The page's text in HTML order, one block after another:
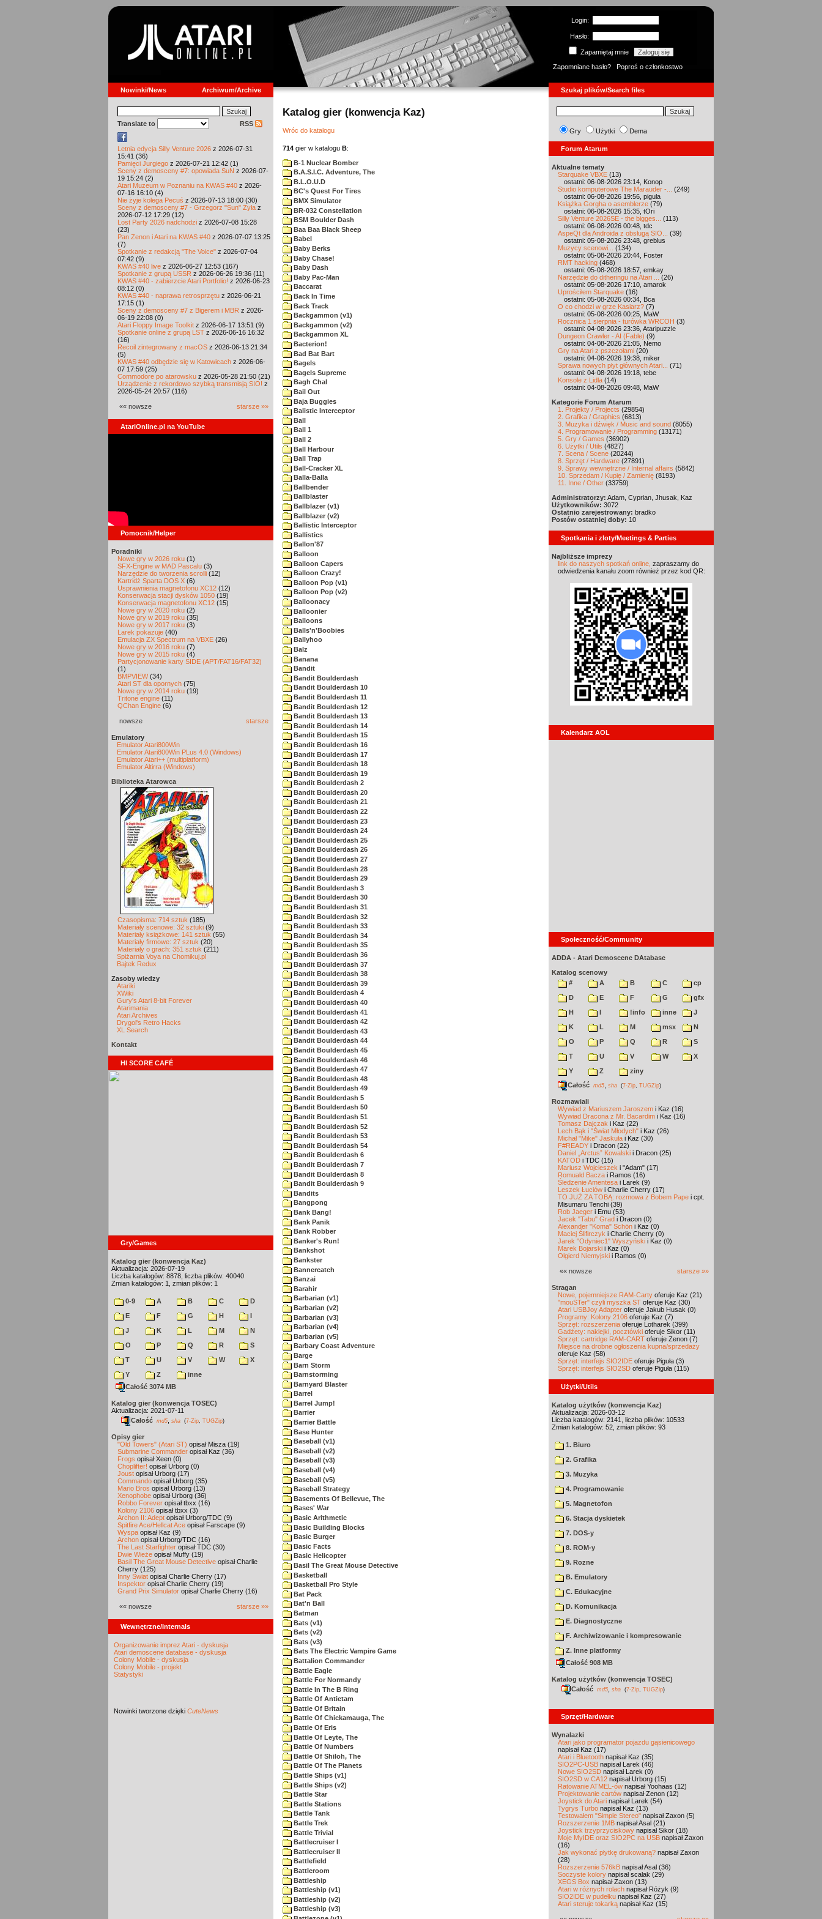
Login:
Hasło:
Zapamiętaj mnie
Zapomniane hasło?
Poproś o członkostwo
Nowinki/News Archiwum/Archive Szukaj plików/Search files
Translate to RSS
Letnia edycja Silly Venture 2026 z 2026-07-31
15:41 (36)
Pamięci Jurgiego z 2026-07-21 12:42 (1)
Sceny z demosceny #7: opowiada SuN z 2026-07-
19 15:24 (2)
Atari Muzeum w Poznaniu na KWAS #40 z 2026-
07-16 16:10 (4)
Nie żyje kolega Pecuś z 2026-07-13 18:00 (30)
Sceny z demosceny #7 - Grzegorz "Sun" Żyła z
2026-07-12 17:29 (12)
Lost Party 2026 nadchodzi z 2026-07-08 15:28
(23)
Pan Zenon i Atari na KWAS #40 z 2026-07-07 13:25
(7)
Spotkanie z redakcją "The Voice" z 2026-07-04
07:42 (9)
KWAS #40 live z 2026-06-27 12:53 (167)
Spotkanie z grupą USSR z 2026-06-26 19:36 (11)
KWAS #40 - zabierzcie Atari Portfolio! z 2026-06-23
08:12 (0)
KWAS #40 - naprawa retrosprzętu z 2026-06-21
17:15 (1)
Sceny z demosceny #7 z Bigerem i MBR z 2026-
06-19 22:08 (0)
Atari Floppy Image Toolkit z 2026-06-17 13:51 (9)
Spotkanie online z grupą LST z 2026-06-16 16:32
(16)
Recoil zintegrowany z macOS z 2026-06-13 21:34
(5)
KWAS #40 odbędzie się w Katowicach z 2026-06-
07 17:59 (25)
Commodore po atarowsku z 2026-05-28 21:50 (21)
Urządzenie z rekordowo szybką transmisją SIO! z
2026-05-24 20:57 (116)
«« nowsze starsze »»
AtariOnline.pl na YouTube
Pomocnik/Helper
Poradniki
Nowe gry w 2026 roku (1)
SFX-Engine w MAD Pascalu (3)
Narzędzie do tworzenia scrolli (12)
Kartridż Sparta DOS X (6)
Usprawnienia magnetofonu XC12 (12)
Konserwacja stacji dysków 1050 (19)
Konserwacja magnetofonu XC12 (15)
Nowe gry w 2020 roku (2)
Nowe gry w 2019 roku (35)
Nowe gry w 2017 roku (3)
Larek pokazuje (40)
Emulacja ZX Spectrum na VBXE (26)
Nowe gry w 2016 roku (7)
Nowe gry w 2015 roku (4)
Partycjonowanie karty SIDE (APT/FAT16/FAT32)
(1)
BMPVIEW(34)
Atari ST dla opornych (75)
Nowe gry w 2014 roku (19)
Tritone engine (11)
QChan Engine (6)
nowsze starsze
Emulatory
Emulator Atari800Win
Emulator Atari800Win PLus 4.0 (Windows)
Emulator Atari++ (multiplatform)
Emulator Altirra (Windows)
Biblioteka Atarowca
Czasopisma: 714 sztuk (185)
Materiały scenowe: 32 sztuki (9)
Materiały książkowe: 141 sztuk (55)
Materiały firmowe: 27 sztuk (20)
Materiały o grach: 351 sztuk (211)
Spiżarnia Voya na Chomikuj.pl
Bajtek Redux
Zasoby wiedzy
Atariki
XWiki
Gury's Atari 8-bit Forever
Atarimania
Atari Archives
Drygol's Retro Hacks
XL Search
Kontakt
HI SCORE CAFÉ
Gry/Games
Katalog gier (konwencja Kaz)
Aktualizacja: 2026-07-19
Liczba katalogów: 8878, liczba plików: 40040
Zmian katalogów: 1, zmian plików: 1
0-9 A B C
D
E
F G H
I
J
K L M
N
O
P Q R
S
T
U V W
X
Y
Z
inne
Całość 3074 MB
Katalog gier (konwencja TOSEC)
Aktualizacja: 2021-07-11
Całość md5 sha (7-Zip TUGZip)
Opisy gier
"Old Towers" (Atari ST) opisał Misza (19)
Submarine Commander opisał Kaz (36)
Frogs opisał Xeen (0)
Choplifter! opisał Urborg (0)
Joust opisał Urborg (17)
Commando opisał Urborg (35)
Mario Bros opisał Urborg (13)
Xenophobe opisał Urborg (36)
Robbo Forever opisał tbxx (16)
Kolony 2106 opisał tbxx (3)
Archon II: Adept opisał Urborg/TDC (9)
Spitfire Ace/Hellcat Ace opisał Farscape (9)
Wyspa opisał Kaz (9)
Archon opisał Urborg/TDC (16)
The Last Starfighter opisał TDC (30)
Dwie Wieże opisał Muffy (19)
Basil The Great Mouse Detective opisał Charlie
Cherry (125)
Inny Świat opisał Charlie Cherry (17)
Inspektor opisał Charlie Cherry (19)
Grand Prix Simulator opisał Charlie Cherry (16)
«« nowsze starsze »»
Wewnętrzne/Internals
Organizowanie imprez Atari - dyskusja
Atari demoscene database - dyskusja
Colony Mobile - dyskusja
Colony Mobile - projekt
Statystyki
Nowinki tworzone dzięki CuteNews
Katalog gier (konwencja Kaz)
Wróc do katalogu
714 gier w katalogu B:
B-1 Nuclear Bomber
B.A.S.I.C. Adventure, The
B.L.O.U.D
BC's Quest For Tires
BMX Simulator
BR-032 Constellation
BSM Boulder Dash
Baa Baa Black Sheep
Babel
Baby Berks
Baby Chase!
Baby Dash
Baby Pac-Man
Baccarat
Back In Time
Back Track
Backgammon (v1)
Backgammon (v2)
Backgammon XL
Bacterion!
Bad Bat Bart
Bagels
Bagels Supreme
Bagh Chal
Bail Out
Baja Buggies
Balistic Interceptor
Ball
Ball 1
Ball 2
Ball Harbour
Ball Trap
Ball-Cracker XL
Balla-Balla
Ballbender
Ballblaster
Ballblazer (v1)
Ballblazer (v2)
Ballistic Interceptor
Ballistics
Ballon'87
Balloon
Balloon Capers
Balloon Crazy!
Balloon Pop (v1)
Balloon Pop (v2)
Balloonacy
Balloonier
Balloons
Balls'n'Boobies
Ballyhoo
Balz
Banana
Bandit
Bandit Boulderdash
Bandit Boulderdash 10
Bandit Boulderdash 11
Bandit Boulderdash 12
Bandit Boulderdash 13
Bandit Boulderdash 14
Bandit Boulderdash 15
Bandit Boulderdash 16
Bandit Boulderdash 17
Bandit Boulderdash 18
Bandit Boulderdash 19
Bandit Boulderdash 2
Bandit Boulderdash 20
Bandit Boulderdash 21
Bandit Boulderdash 22
Bandit Boulderdash 23
Bandit Boulderdash 24
Bandit Boulderdash 25
Bandit Boulderdash 26
Bandit Boulderdash 27
Bandit Boulderdash 28
Bandit Boulderdash 29
Bandit Boulderdash 3
Bandit Boulderdash 30
Bandit Boulderdash 31
Bandit Boulderdash 32
Bandit Boulderdash 33
Bandit Boulderdash 34
Bandit Boulderdash 35
Bandit Boulderdash 36
Bandit Boulderdash 37
Bandit Boulderdash 38
Bandit Boulderdash 39
Bandit Boulderdash 4
Bandit Boulderdash 40
Bandit Boulderdash 41
Bandit Boulderdash 42
Bandit Boulderdash 43
Bandit Boulderdash 44
Bandit Boulderdash 45
Bandit Boulderdash 46
Bandit Boulderdash 47
Bandit Boulderdash 48
Bandit Boulderdash 49
Bandit Boulderdash 5
Bandit Boulderdash 50
Bandit Boulderdash 51
Bandit Boulderdash 52
Bandit Boulderdash 53
Bandit Boulderdash 54
Bandit Boulderdash 6
Bandit Boulderdash 7
Bandit Boulderdash 8
Bandit Boulderdash 9
Bandits
Bangpong
Bank Bang!
Bank Panik
Bank Robber
Banker's Run!
Bankshot
Bankster
Bannercatch
Banzai
Barahir
Barbarian (v1)
Barbarian (v2)
Barbarian (v3)
Barbarian (v4)
Barbarian (v5)
Barbary Coast Adventure
Barge
Barn Storm
Barnstorming
Barnyard Blaster
Barrel
Barrel Jump!
Barrier
Barrier Battle
Base Hunter
Baseball (v1)
Baseball (v2)
Baseball (v3)
Baseball (v4)
Baseball (v5)
Baseball Strategy
Basements Of Bellevue, The
Bases' War
Basic Arithmetic
Basic Building Blocks
Basic Burger
Basic Facts
Basic Helicopter
Basil The Great Mouse Detective
Basketball
Basketball Pro Style
Bat Pack
Bat'n Ball
Batman
Bats (v1)
Bats (v2)
Bats (v3)
Bats The Electric Vampire Game
Battalion Commander
Battle Eagle
Battle For Normandy
Battle In The B Ring
Battle Of Antietam
Battle Of Britain
Battle Of Chickamauga, The
Battle Of Eris
Battle Of Leyte, The
Battle Of Numbers
Battle Of Shiloh, The
Battle Of The Planets
Battle Ships (v1)
Battle Ships (v2)
Battle Star
Battle Stations
Battle Tank
Battle Trek
Battle Trivial
Battlecruiser I
Battlecruiser II
Battlefield
Battleroom
Battleship
Battleship (v1)
Battleship (v2)
Battleship (v3)
Gry Użytki Dema
Forum Atarum
Aktualne tematy
Starquake VBXE (13)
ostatni: 06-08-2026 23:14, Konop
Studio komputerowe The Marauder -...
(249)
ostatni: 06-08-2026 19:56, pigula
Książka Gorgha o asemblerze (79)
ostatni: 06-08-2026 15:35, tOri
Silly Venture 2026SE - the bigges...
(113)
ostatni: 06-08-2026 00:48, tdc
AspeQt dla Androida z obsługą SIO...
(39)
ostatni: 05-08-2026 23:48, greblus
Muzycy scenowi...
(134)
ostatni: 05-08-2026 20:44, Foster
RMT hacking (468)
ostatni: 05-08-2026 18:57, emkay
Narzędzie do ditheringu na Atari ...
(26)
ostatni: 05-08-2026 17:10, amarok
Uprościłem Starquake (16)
ostatni: 05-08-2026 00:34, Bca
O co chodzi w grze Kasiarz? (7)
ostatni: 05-08-2026 00:25, MaW
Rocznica 1 sierpnia - turówka WRCOH (3)
ostatni: 04-08-2026 23:36, Ataripuzzle
Dungeon Crawler - AI (Fable) (9)
ostatni: 04-08-2026 21:05, Nemo
Gry na Atari z pszczołami (20)
ostatni: 04-08-2026 19:38, miker
Sprawa nowych płyt głównych Atari...
(71)
ostatni: 04-08-2026 19:18, tebe
Konsole z Lidla (14)
ostatni: 04-08-2026 09:48, MaW
Kategorie Forum Atarum
1. Projekty / Projects (29854)
2. Grafika / Graphics (6813)
3. Muzyka i dźwięk / Music and sound (8055)
4. Programowanie / Programming (13171)
5. Gry / Games (36902)
6. Użytki / Utils (4827)
7. Scena / Scene (20244)
8. Sprzęt / Hardware (27891)
9. Sprawy wewnętrzne / Internal affairs (5842)
10. Sprzedam / Kupię / Zamienię (8193)
11. Inne / Other (33759)
Administratorzy: Adam, Cyprian, Jhusak, Kaz
Użytkowników: 3072
Ostatnio zarejestrowany: bradko
Postów ostatniej doby: 10
Spotkania i zloty/Meetings & Parties
Najbliższe imprezy
link do naszych spotkań online, zapraszamy do
odwiedzenia kanału zoom również przez kod QR:
Kalendarz AOL
Społeczność/Community
ADDA - Atari Demoscene DAtabase
Katalog scenowy
#
A B C
cp
D
E F G
gfx
H
I !info inne
J
K
L M msx
N
O
P Q R
S
T
U V W
X
Y
Z
ziny
Całość md5 sha (7-Zip TUGZip)
Rozmawiali
Wywiad z Mariuszem Jaroszem i Kaz (16)
Wywiad Dracona z Mr. Bacardim i Kaz (16)
Tomasz Dajczak i Kaz (22)
Lech Bąk i "Świat Młodych" i Kaz (26)
Michał "Mike" Jaskuła i Kaz (30)
F#READY i Dracon (22)
Daniel „Arctus” Kowalski i Dracon (25)
KATOD i TDC (15)
Mariusz Wojcieszek i "Adam" (17)
Romuald Bacza i Ramos (16)
Śledzenie Amentesa i Larek (9)
Leszek Łuciów i Charlie Cherry (17)
TO JUŻ ZA TOBĄ: rozmowa z Bobem Pape i cpt.
Misumaru Tenchi (39)
Rob Jaeger i Emu (53)
Jacek "Tabu" Grad i Dracon (0)
Alexander "Koma" Schön i Kaz (0)
Maciej Ślifirczyk i Charlie Cherry (0)
Jarek "Odyniec1" Wyszyński i Kaz (0)
Marek Bojarski i Kaz (0)
Olgierd Niemyjski i Ramos (0)
«« nowsze starsze »»
Stragan
Nowe, pojemniejsze RAM-Carty oferuje Kaz (21)
"mouSTer" czyli myszka ST oferuje Kaz (30)
Atari USBJoy Adapter oferuje Jakub Husak (0)
Programy: Kolony 2106 oferuje Kaz (7)
Sprzęt: rozszerzenia oferuje Lotharek (399)
Gadżety: naklejki, pocztówki oferuje Sikor (11)
Sprzęt: cartridge RAM-CART oferuje Zenon (7)
Miejsce na drobne ogłoszenia kupna/sprzedaży
oferuje Kaz (58)
Sprzęt: interfejs SIO2IDE oferuje Piguła (3)
Sprzęt: interfejs SIO2SD oferuje Piguła (115)
Użytki/Utils
Katalog użytków (konwencja Kaz)
Aktualizacja: 2026-03-12
Liczba katalogów: 2141, liczba plików: 10533
Zmian katalogów: 52, zmian plików: 93
1. Biuro
2. Grafika
3. Muzyka
4. Programowanie
5. Magnetofon
6. Stacja dyskietek
7. DOS-y
8. ROM-y
9. Rozne
B. Emulatory
C. Edukacyjne
D. Komunikacja
E. Diagnostyczne
F. Archiwizowanie i kompresowanie
Z. Inne platformy
Całość 908 MB
Katalog użytków (konwencja TOSEC)
Całość md5 sha (7-Zip TUGZip)
Sprzęt/Hardware
Wynalazki
Atari jako programator pojazdu gąsienicowego
napisał Kaz (17)
Atari i Bluetooth napisał Kaz (35)
SIO2PC-USB napisał Larek (46)
Nowe SIO2SD napisał Larek (0)
SIO2SD w CA12 napisał Urborg (15)
Ratowanie ATMEL-ów napisał Yoohaas (12)
Projektowanie cartów napisał Zenon (12)
Joystick do Atari napisał Larek (54)
Tygrys Turbo napisał Kaz (13)
Testowałem "Simple Stereo" napisał Zaxon (5)
Rozszerzenie 1MB napisał Asal (21)
Joystick trzyprzyciskowy napisał Sikor (18)
Moje MyIDE oraz SIO2PC na USB napisał Zaxon
(16)
Jak wykonać płytkę drukowaną? napisał Zaxon
(28)
Rozszerzenie 576kB napisał Asal (36)
Soczyste kolory napisał scalak (29)
XEGS Box napisał Zaxon (13)
Atari w różnych rolach napisał Różyk (9)
SIO2IDE w pudełku napisał Kaz (27)
Atari steruje tokarką napisał Kaz (15)